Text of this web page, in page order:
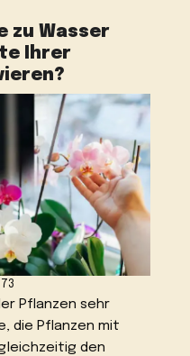
zu Wasser
Ihrer
Pflanzen sehr
die Pflanzen mit
den